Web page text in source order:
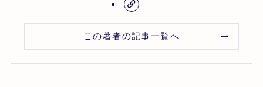
この著者の記事一覧へ